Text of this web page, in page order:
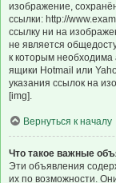
изображение,
ссылки: http://
ссылку ни на
не является
к которым необходима
ящики Hotmail или
указания ссылок на
[img].
Вернуться к началу
Что такое важные
Эти объявления
их по возможности.